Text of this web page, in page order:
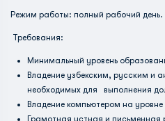
Режим работы: полный рабочий день.
Требования:
Минимальный уровень
Владение узбекским, русским и
необходимых для выполнения
Владение компьютером на уровне
Грамотная устная и письменная